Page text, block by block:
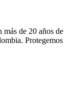
más de 20 años de
Protegemos